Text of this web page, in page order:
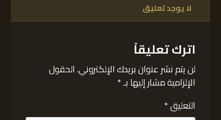
لا يوجد تعليق
اترك تعليقاً
لن يتم نشر عنوان بريدك الإلكتروني.الحقول
الإلزامية مشار إليها بـ*
التعليق*